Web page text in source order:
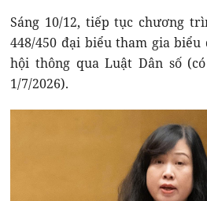
Sáng 10/12, tiếp tục chương
448/450 đại biểu tham gia
hội thông qua Luật Dân số
1/7/2026).